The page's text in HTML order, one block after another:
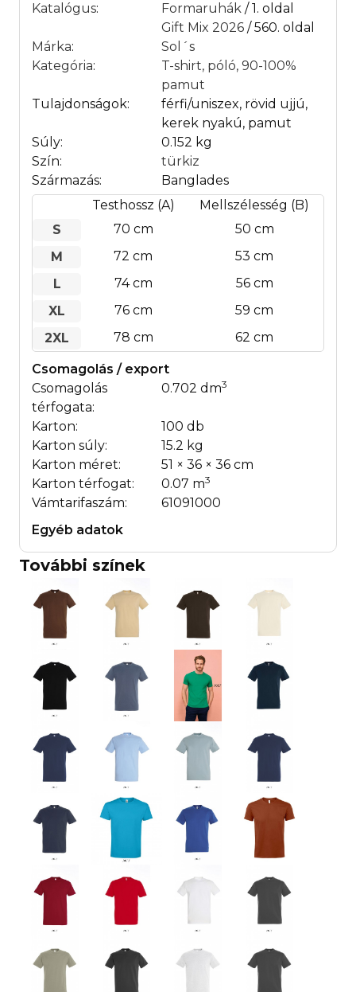
Katalógus: Formaruhák / 1. oldal
Gift Mix 2026 / 560. oldal
Márka:
Sol´s
Kategória:
T-shirt, póló, 90-100%
pamut
Tulajdonságok:
férfi/uniszex, rövid ujjú,
kerek nyakú, pamut
Súly:
0.152 kg
Szín:
türkiz
Származás:
Banglades
Testhossz (A)
Mellszélesség (B)
S
70 cm
50 cm
M
72 cm
53 cm
L
74 cm
56 cm
XL
76 cm
59 cm
2XL
78 cm 62 cm
Csomagolás / export
Csomagolás
térfogata:
0.702 dm3
Karton:
100 db
Karton súly:
15.2 kg
Karton méret:
51 × 36 × 36 cm
Karton térfogat:
0.07 m3
Vámtarifaszám:
61091000
Egyéb adatok
További színek